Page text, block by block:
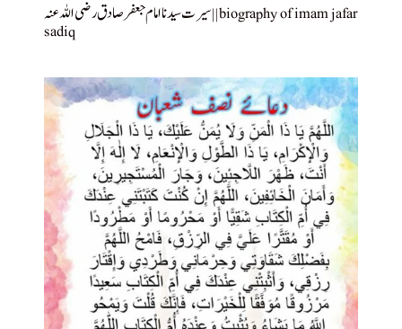
سیرت سیدنا امام جعفر صادق رضی اللہ عنہ || biography of imam jafar
sadiq